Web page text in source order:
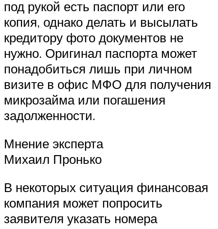
под рукой есть паспорт или его
копия, однако делать и высылать
кредитору фото документов не
нужно. Оригинал паспорта может
понадобиться лишь при личном
визите в офис МФО для получения
микрозайма или погашения
задолженности.
Мнение эксперта
Михаил Пронько
В некоторых ситуация финансовая
компания может попросить
заявителя указать номера